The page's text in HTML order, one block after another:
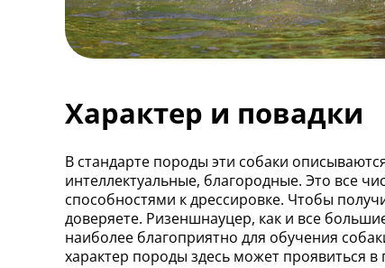
Характер и повадки
В стандарте породы эти собаки
интеллектуальные, благородные. Это все
способностями к дрессировке. Чтобы
доверяете. Ризеншнауцер, как и все
наиболее благоприятно для обучения
характер породы здесь может проявиться